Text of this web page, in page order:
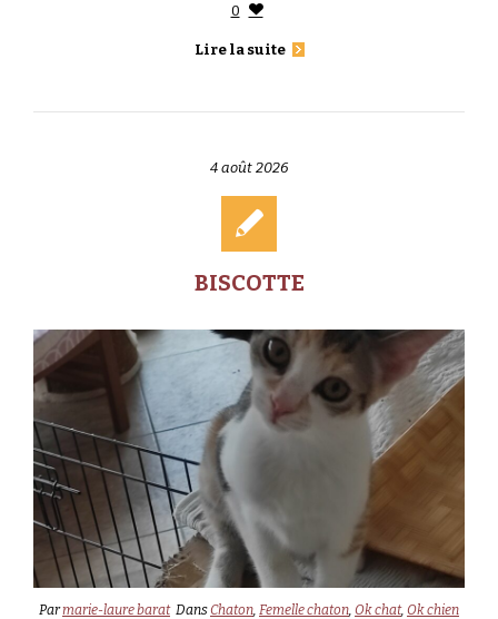
0
Lire la suite
4 août 2026
BISCOTTE
Parmarie-laure barat DansChaton, Femelle chaton, Ok chat, Ok chien